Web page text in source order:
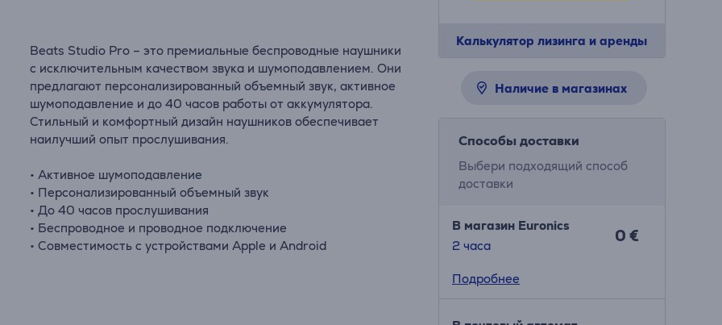
Beats Studio Pro – это премиальные беспроводные наушники
с исключительным качеством звука и шумоподавлением. Они
предлагают персонализированный объемный звук, активное
шумоподавление и до 40 часов работы от аккумулятора.
Стильный и комфортный дизайн наушников обеспечивает
наилучший опыт прослушивания.
• Активное шумоподавление
• Персонализированный объемный звук
• До 40 часов прослушивания
• Беспроводное и проводное подключение
• Совместимость с устройствами Apple и Android
Калькулятор лизинга и аренды
Наличие в магазинах
Способы доставки
Выбери подходящий способ
доставки
В магазин Euronics
2 часa
0 €
Подробнее